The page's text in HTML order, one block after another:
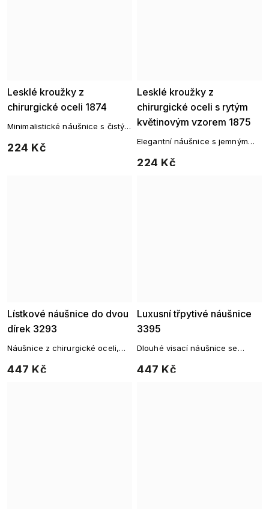
Lesklé kroužky z
chirurgické oceli 1874
224 Kč
Minimalistické náušnice s čistým
pro každodenní styl.
Lesklé kroužky z
chirurgické oceli s rytým
květinovým vzorem 1875
224 Kč
Elegantní náušnice s jemným
podtrhnou přirozený půvab
Lístkové náušnice do dvou
dírek 3293
447 Kč
Náušnice z chirurgické oceli,
řetízkem.
Luxusní třpytivé náušnice
3395
447 Kč
Dlouhé visací náušnice se
oceli